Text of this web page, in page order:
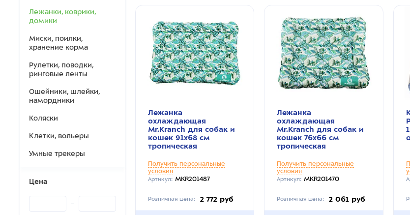
Лежанки, коврики,
домики
Миски, поилки,
хранение корма
Рулетки, поводки,
ринговые ленты
Ошейники, шлейки,
намордники
Коляски
Клетки, вольеры
Умные трекеры
Цена
Лежанка
охлаждающая
Mr.Kranch для собак и
кошек 91x68 см
тропическая
Получить персональные
условия
Артикул: MKR201487
Розничная цена: 2 772 руб
Лежанка
охлаждающая
Mr.Kranch для собак и
кошек 76x66 см
тропическая
Получить персональные
условия
Артикул: MKR201470
Розничная цена: 2 061 руб